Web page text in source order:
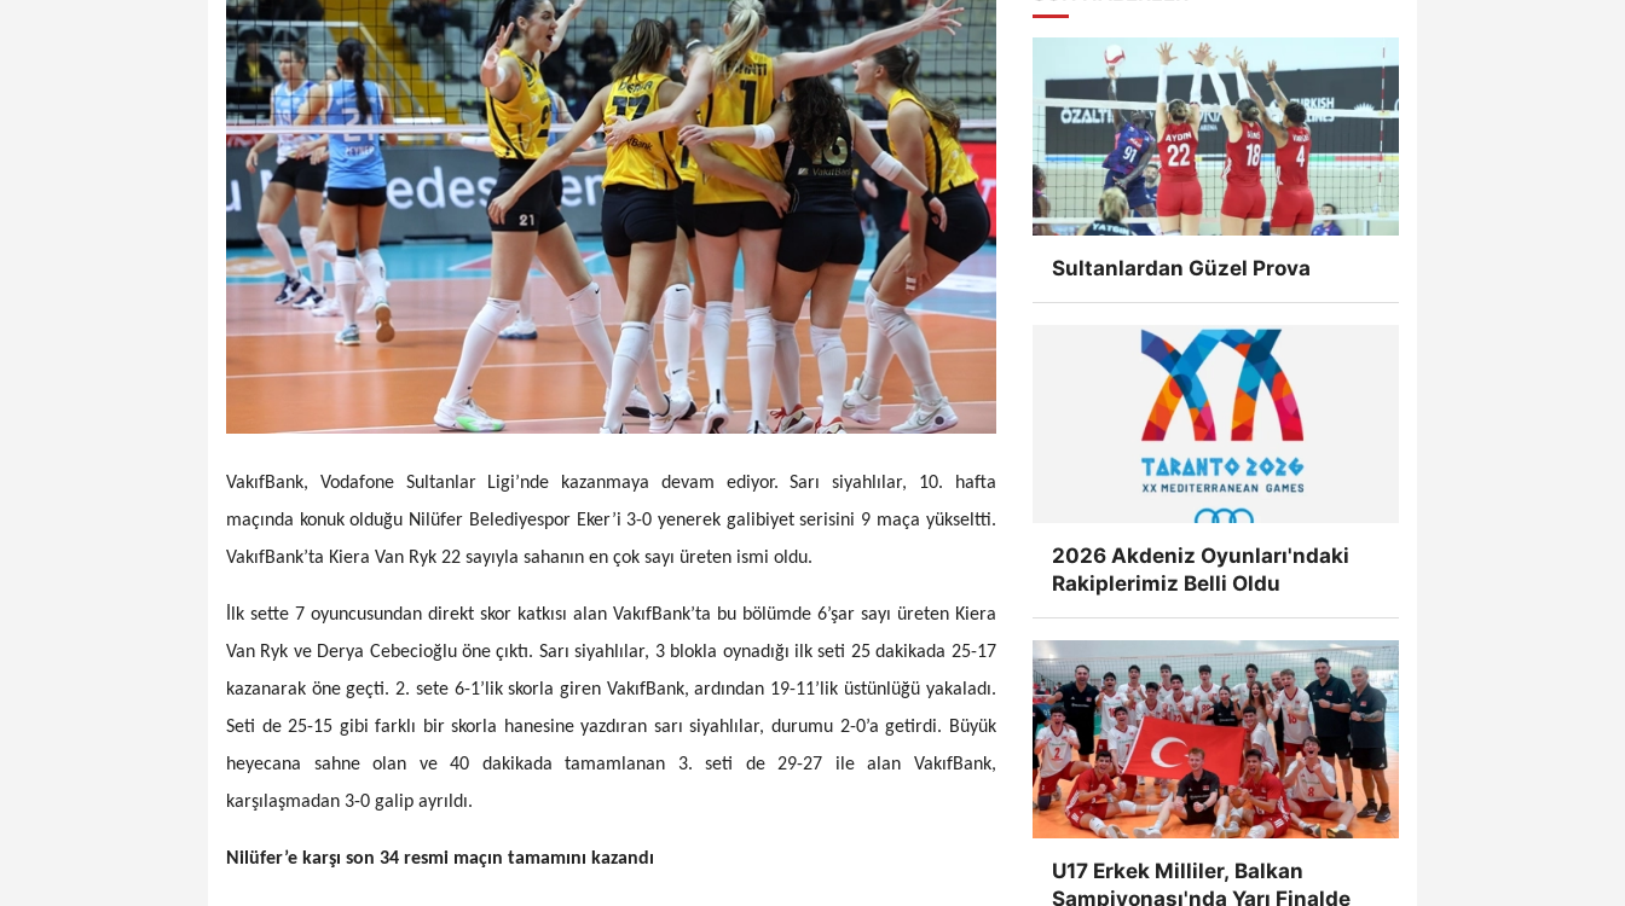
VakıfBank, Vodafone Sultanlar Ligi’nde kazanmaya devam ediyor. Sarı siyahlılar, 10. hafta
maçında konuk olduğu Nilüfer Belediyespor Eker’i 3-0 yenerek galibiyet serisini 9 maça yükseltti.
VakıfBank’ta Kiera Van Ryk 22 sayıyla sahanın en çok sayı üreten ismi oldu.
İlk sette 7 oyuncusundan direkt skor katkısı alan VakıfBank’ta bu bölümde 6’şar sayı üreten Kiera
Van Ryk ve Derya Cebecioğlu öne çıktı. Sarı siyahlılar, 3 blokla oynadığı ilk seti 25 dakikada 25-17
kazanarak öne geçti. 2. sete 6-1’lik skorla giren VakıfBank, ardından 19-11’lik üstünlüğü yakaladı.
Seti de 25-15 gibi farklı bir skorla hanesine yazdıran sarı siyahlılar, durumu 2-0’a getirdi. Büyük
heyecana sahne olan ve 40 dakikada tamamlanan 3. seti de 29-27 ile alan VakıfBank,
karşılaşmadan 3-0 galip ayrıldı.
Nilüfer’e karşı son 34 resmi maçın tamamını kazandı
Sultanlardan Güzel Prova
2026 Akdeniz Oyunları'ndaki
Rakiplerimiz Belli Oldu
U17 Erkek Milliler, Balkan
Şampiyonası'nda Yarı Finalde